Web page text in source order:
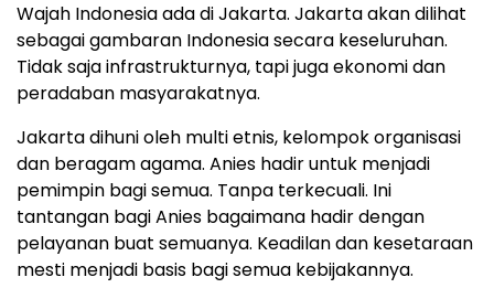
Wajah Indonesia ada di Jakarta. Jakarta akan dilihat
sebagai gambaran Indonesia secara keseluruhan.
Tidak saja infrastrukturnya, tapi juga ekonomi dan
peradaban masyarakatnya.
Jakarta dihuni oleh multi etnis, kelompok organisasi
dan beragam agama. Anies hadir untuk menjadi
pemimpin bagi semua. Tanpa terkecuali. Ini
tantangan bagi Anies bagaimana hadir dengan
pelayanan buat semuanya. Keadilan dan kesetaraan
mesti menjadi basis bagi semua kebijakannya.